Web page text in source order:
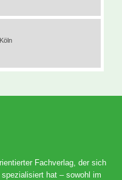
Fachverlag, der sich
hat – sowohl im